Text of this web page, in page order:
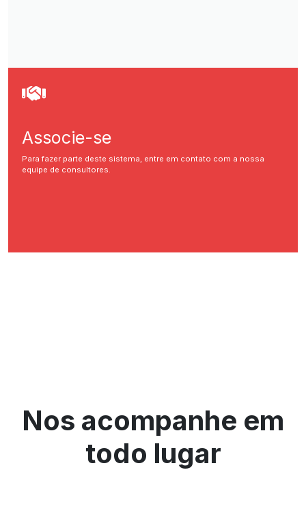
Associe-se
Para fazer parte deste sistema, entre em contato com a nossa
equipe de consultores.
Nos acompanhe em
todo lugar